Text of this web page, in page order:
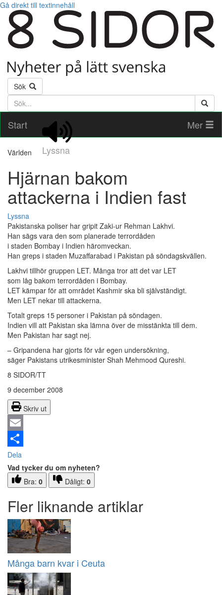
Gå direkt till textinnehåll
Sök
Söktext
Start
Lyssna
Mer
Världen
Hjärnan bakom
attackerna i Indien fast
Lyssna
Pakistanska poliser har gripit Zaki-ur Rehman Lakhvi.
Han sägs vara den som planerade terrordåden
i staden Bombay i Indien häromveckan.
Han greps i staden Muzaffarabad i Pakistan på söndagskvällen.
Lakhvi tillhör gruppen LET. Många tror att det var LET
som låg bakom terrordåden i Bombay.
LET kämpar för att området Kashmir ska bli självständigt.
Men LET nekar till attackerna.
Totalt greps 15 personer i Pakistan på söndagen.
Indien vill att Pakistan ska lämna över de misstänkta till dem.
Men Pakistan har sagt nej.
– Gripandena har gjorts för vår egen undersökning,
säger Pakistans utrikesminister Shah Mehmood Qureshi.
8 SIDOR/TT
9 december 2008
Skriv ut
Email
Dela
Vad tycker du om nyheten?
Bra: 0 Dåligt: 0
Fler liknande artiklar
Många barn kvar i Ceuta